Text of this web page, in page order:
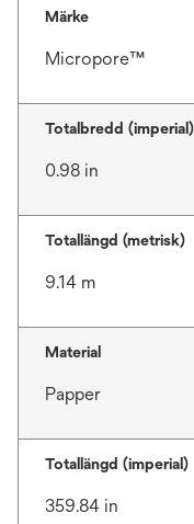
Märke
Micropore™
Totalbredd (imperial)
0.98 in
Totallängd (metrisk)
9.14 m
Material
Papper
Totallängd (imperial)
359.84 in